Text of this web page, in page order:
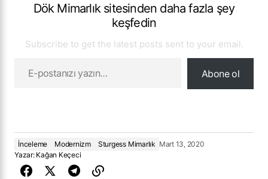
Dök Mimarlık sitesinden daha fazla şey
keşfedin
Subscribe to get the latest posts sent to your email.
Abone ol
İnceleme Modernizm Sturgess Mimarlık Mart 13, 2020
Yazar: Kağan Keçeci